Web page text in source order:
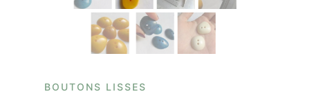
BOUTONS LISSES